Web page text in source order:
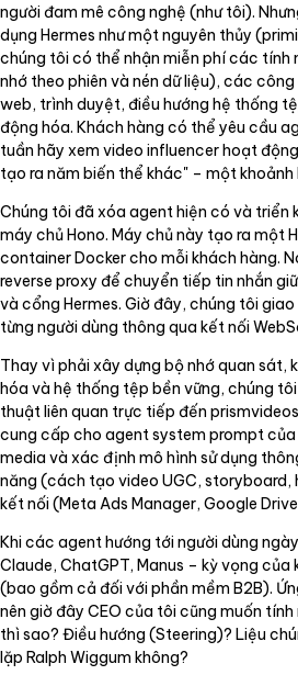
người đam mê công nghệ (như tôi).
dụng Hermes như một nguyên thủy
chúng tôi có thể nhận miễn phí các tính
nhớ theo phiên và nén dữ liệu), các
web, trình duyệt, điều hướng hệ thống
động hóa. Khách hàng có thể yêu cầu
tuần hãy xem video influencer hoạt
tạo ra năm biến thể khác" – một khoảnh
Chúng tôi đã xóa agent hiện có và triển
máy chủ Hono. Máy chủ này tạo ra một
container Docker cho mỗi khách hàng.
reverse proxy để chuyển tiếp tin nhắn
và cổng Hermes. Giờ đây, chúng tôi
từng người dùng thông qua kết nối
Thay vì phải xây dựng bộ nhớ quan sát,
hóa và hệ thống tệp bền vững, chúng
thuật liên quan trực tiếp đến
cung cấp cho agent system prompt
media và xác định mô hình sử dụng
năng (cách tạo video UGC, storyboard,
kết nối (Meta Ads Manager, Google
Khi các agent hướng tới người dùng
Claude, ChatGPT, Manus – kỳ vọng
(bao gồm cả đối với phần mềm B2B).
nên giờ đây CEO của tôi cũng muốn
thì sao? Điều hướng (Steering)? Liệu
lặp Ralph Wiggum không?